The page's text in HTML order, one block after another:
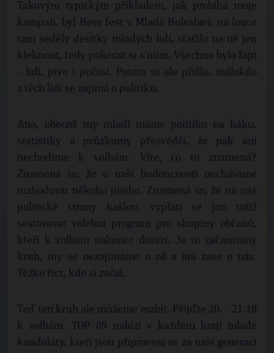
Takovým typickým příkladem, jak probíhá moje
kampaň, byl Beer fest v Mladé Boleslavi; na louce
tam seděly desítky mladých lidí, stačilo na ně jen
kleknout, tedy pokecat si s nimi. Všechno bylo fajn
- lidi, pivo i počasí. Potom to ale přišlo, málokdo
z těch lidí se zajímá o politiku.
Ano, obecně my mladí máme politiku na háku,
statistiky a průzkumy přesvědčí, že pak ani
nechodíme k volbám. Víte, co to znamená?
Znamená to, že o naší budoucnosti necháváme
rozhodovat někoho jiného. Znamená to, že na nás
politické strany kašlou, vyplatí se jim totiž
sestavovat volební program pro skupiny občanů,
kteří k volbám nakonec dorazí. Je to začarovaný
kruh, my se nezajímáme o ně a oni zase o nás.
Těžko říct, kdo si začal.
Teď ten kruh ale můžeme rozbít. Přijďte 20. - 21.10
k volbám. TOP 09 nabízí v každém kraji mladé
kandidáty, kteří jsou připraveni se za naši generaci